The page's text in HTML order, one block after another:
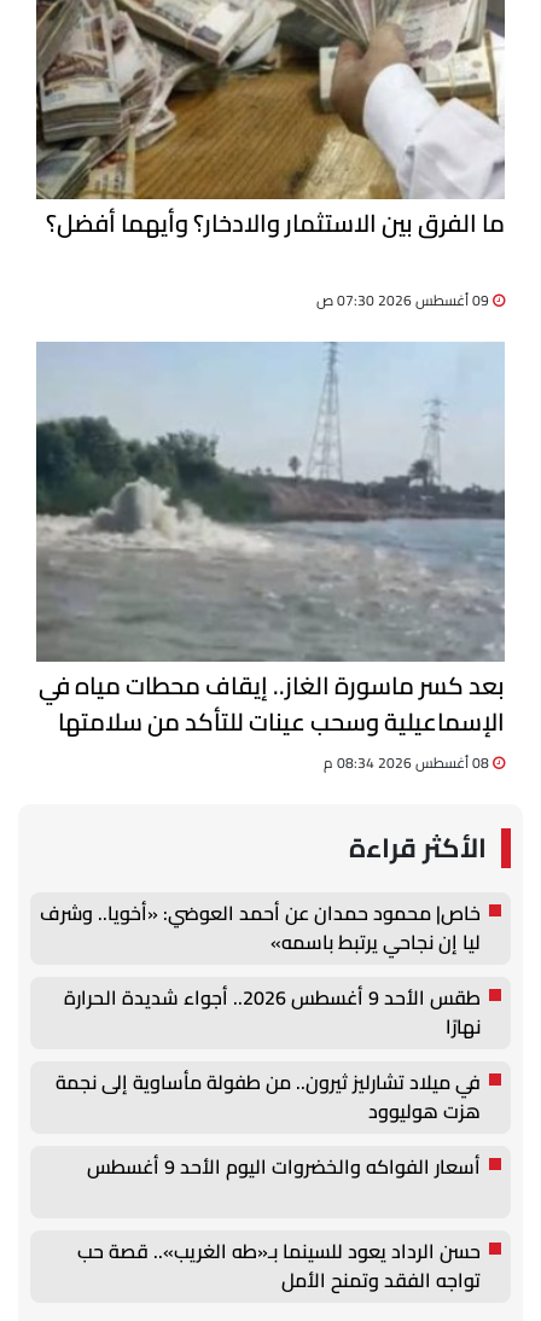
ما الفرق بين الاستثمار والادخار؟ وأيهما أفضل؟
بعد كسر ماسورة الغاز.. إيقاف محطات مياه في
الإسماعيلية وسحب عينات للتأكد من سلامتها
الأكثر قراءة
خاص| محمود حمدان عن أحمد العوضي: «أخويا.. وشرف
ليا إن نجاحي يرتبط باسمه»
طقس الأحد 9 أغسطس 2026.. أجواء شديدة الحرارة
نهارًا
في ميلاد تشارليز ثيرون.. من طفولة مأساوية إلى نجمة
هزت هوليوود
أسعار الفواكه والخضروات اليوم الأحد 9 أغسطس
حسن الرداد يعود للسينما بـ«طه الغريب».. قصة حب
تواجه الفقد وتمنح الأمل